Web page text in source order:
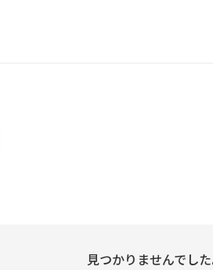
見つかりませんでした